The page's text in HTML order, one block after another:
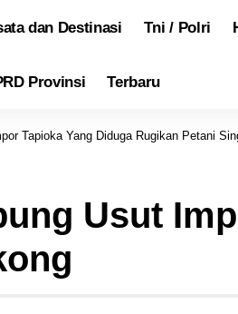
dan Destinasi Tni / Polri
Provinsi Terbaru
Tapioka Yang Diduga Rugikan Petani
Usut